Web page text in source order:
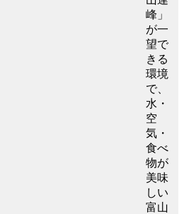
峰」
が一
望で
きる
環境
で、
水・
空
気・
食べ
物が
美味
しい
富山